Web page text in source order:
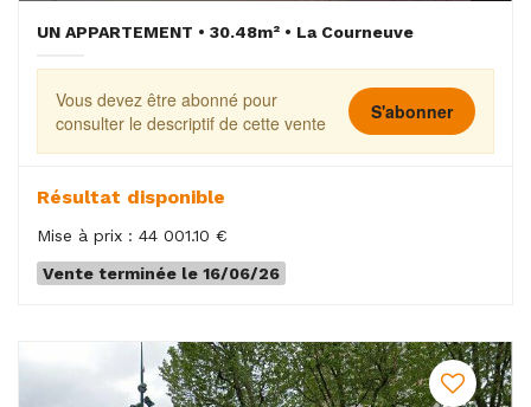
UN APPARTEMENT • 30.48m² • La Courneuve
Vous devez être abonné pour
consulter le descriptif de cette vente
S'abonner
Résultat disponible
Mise à prix : 44 001.10 €
Vente terminée le 16/06/26